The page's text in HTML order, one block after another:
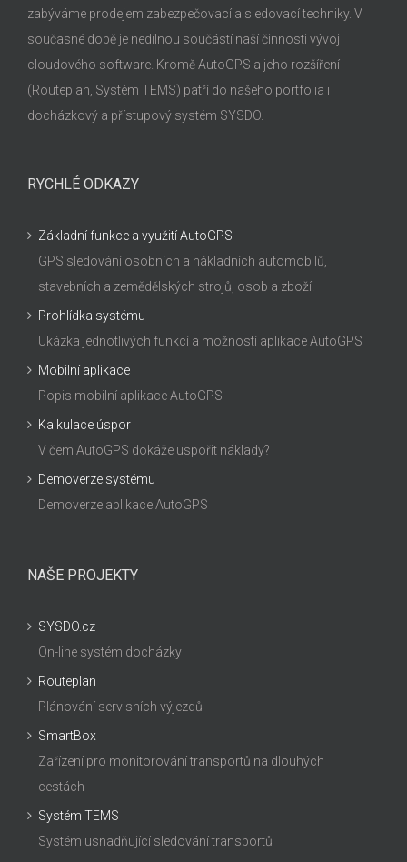
zabýváme prodejem zabezpečovací a sledovací techniky. V
současné době je nedílnou součástí naší činnosti vývoj
cloudového software. Kromě AutoGPS a jeho rozšíření
(Routeplan, Systém TEMS) patří do našeho portfolia i
docházkový a přístupový systém SYSDO.
RYCHLÉ ODKAZY
Základní funkce a využití AutoGPS
GPS sledování osobních a nákladních automobilů,
stavebních a zemědělských strojů, osob a zboží.
Prohlídka systému
Ukázka jednotlivých funkcí a možností aplikace AutoGPS
Mobilní aplikace
Popis mobilní aplikace AutoGPS
Kalkulace úspor
V čem AutoGPS dokáže uspořit náklady?
Demoverze systému
Demoverze aplikace AutoGPS
NAŠE PROJEKTY
SYSDO.cz
On-line systém docházky
Routeplan
Plánování servisních výjezdů
SmartBox
Zařízení pro monitorování transportů na dlouhých
cestách
Systém TEMS
Systém usnadňující sledování transportů